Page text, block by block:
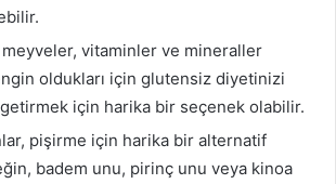
vitaminler ve mineraller
oldukları için glutensiz diyetinizi
getirmek için harika bir seçenek olabilir.
pişirme için harika bir alternatif
badem unu, pirinç unu veya kinoa